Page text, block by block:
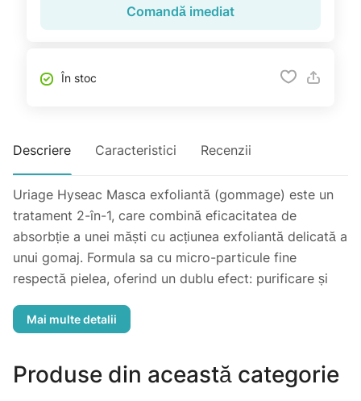
Comandă imediat
În stoc
Descriere Caracteristici Recenzii
Uriage Hyseac Masca exfoliantă (gommage) este un
tratament 2-în-1, care combină eficacitatea de
absorbție a unei măști cu acțiunea exfoliantă delicată a
unui gomaj. Formula sa cu micro-particule fine
respectă pielea, oferind un dublu efect: purificare și
parfumul discret, specific gamei Hyseac.
Tip de piele: Mixtă. Față.
Probleme vizate: Impurități, exces de sebum, textură
Produse din această categorie